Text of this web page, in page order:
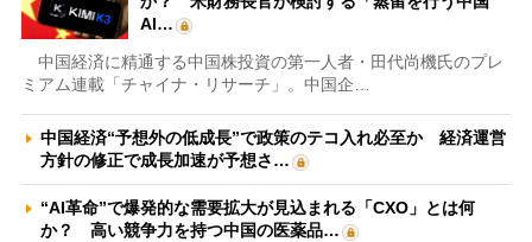
AI…
中国経済に精通する中国株投資の第一人者・田代尚機氏のプレ
ミアム連載「チャイナ・リサーチ」。中国企…
中国経済“予想外の低成長”で政策のテコ入れ必至か 経済運営
方針の修正で成長加速が予想さ…
“AI革命”で爆発的な需要拡大が見込まれる「CXO」とは何
か？ 高い競争力を持つ中国の医薬品…